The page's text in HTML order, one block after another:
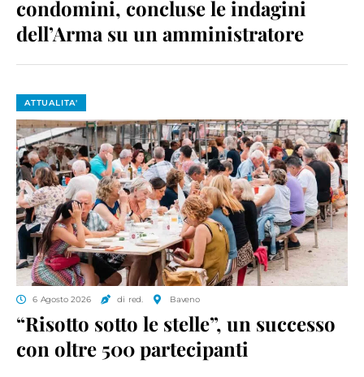
condomini, concluse le indagini
dell’Arma su un amministratore
ATTUALITA'
6 Agosto 2026 di red. Baveno
“Risotto sotto le stelle”, un successo
con oltre 500 partecipanti